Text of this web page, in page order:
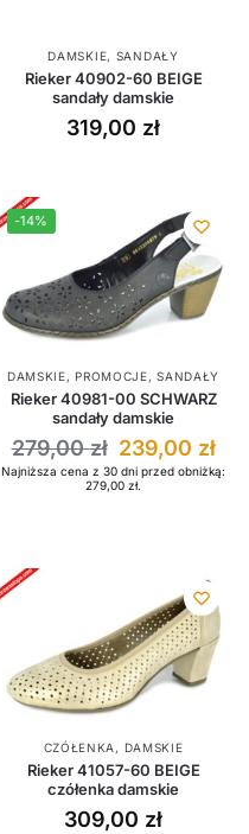
DAMSKIE, SANDAŁY
Rieker 40902-60 BEIGE
sandały damskie
319,00 zł
-14%
DAMSKIE,PROMOCJE,SANDAŁY
Rieker 40981-00 SCHWARZ
sandały damskie
279,00zł 239,00 zł
Najniższa cena z 30 dni przed obniżką:
279,00 zł.
CZÓŁENKA , DAMSKIE
Rieker 41057-60 BEIGE
czółenka damskie
309,00 zł